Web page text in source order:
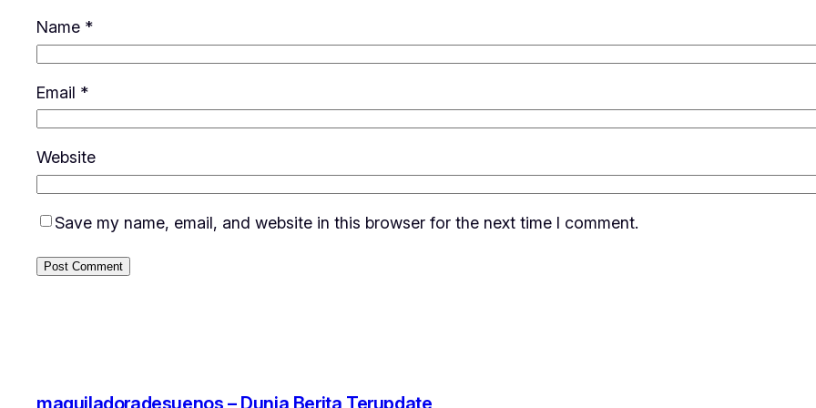
Name *
Email *
Website
Save my name, email, and website in this browser for the next time I comment.